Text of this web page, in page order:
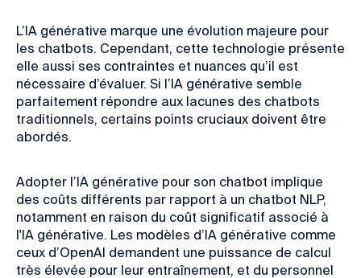
L’IA générative marque une évolution majeure pour
les chatbots. Cependant, cette technologie présente
elle aussi ses contraintes et nuances qu’il est
nécessaire d’évaluer. Si l’IA générative semble
parfaitement répondre aux lacunes des chatbots
traditionnels, certains points cruciaux doivent être
abordés.
Adopter l’IA générative pour son chatbot implique
des coûts différents par rapport à un chatbot NLP,
notamment en raison du coût significatif associé à
l'IA générative. Les modèles d’IA générative comme
ceux d’OpenAI demandent une puissance de calcul
très élevée pour leur entraînement, et du personnel